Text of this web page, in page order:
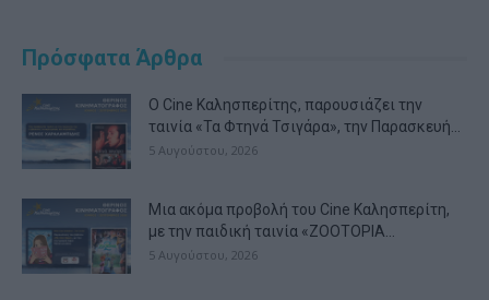
Πρόσφατα Άρθρα
Ο Cine Καλησπερίτης, παρουσιάζει την
ταινία «Τα Φτηνά Τσιγάρα», την Παρασκευή...
5 Αυγούστου, 2026
Μια ακόμα προβολή του Cine Καλησπερίτη,
με την παιδική ταινία «ZOOTOPIA...
5 Αυγούστου, 2026